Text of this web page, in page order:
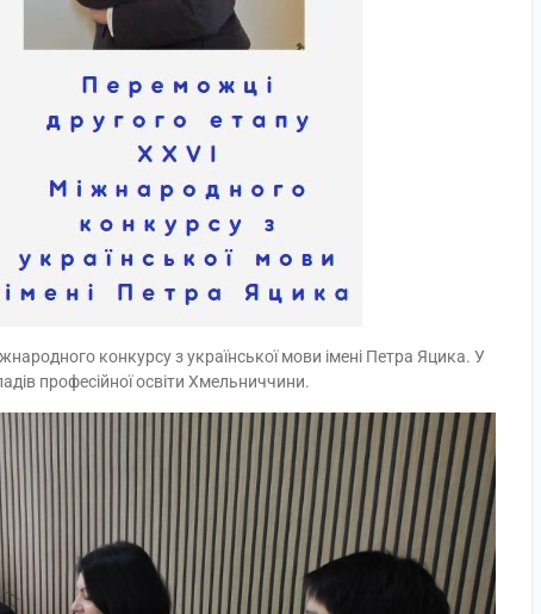
конкурсу з української мови імені Петра Яцика. У
професійної освіти Хмельниччини.